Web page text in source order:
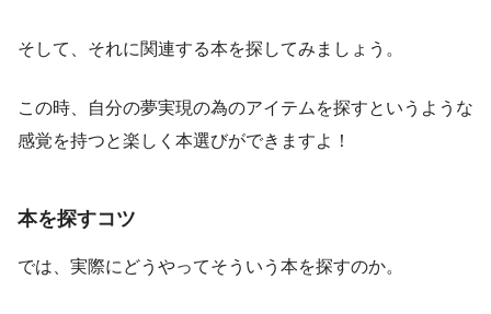
そして、それに関連する本を探してみましょう。
この時、自分の夢実現の為のアイテムを探すというような
感覚を持つと楽しく本選びができますよ！
本を探すコツ
では、実際にどうやってそういう本を探すのか。